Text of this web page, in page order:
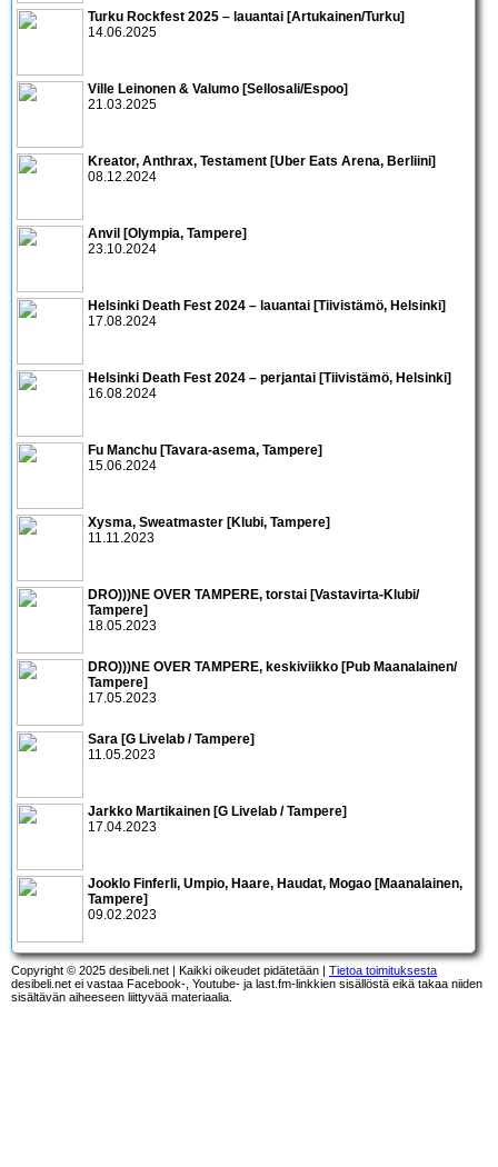
Turku Rockfest 2025 – lauantai [Artukainen/Turku]
14.06.2025
Ville Leinonen & Valumo [Sellosali/Espoo]
21.03.2025
Kreator, Anthrax, Testament [Uber Eats Arena, Berliini]
08.12.2024
Anvil [Olympia, Tampere]
23.10.2024
Helsinki Death Fest 2024 – lauantai [Tiivistämö, Helsinki]
17.08.2024
Helsinki Death Fest 2024 – perjantai [Tiivistämö, Helsinki]
16.08.2024
Fu Manchu [Tavara-asema, Tampere]
15.06.2024
Xysma, Sweatmaster [Klubi, Tampere]
11.11.2023
DRO)))NE OVER TAMPERE, torstai [Vastavirta-Klubi/
Tampere]
18.05.2023
DRO)))NE OVER TAMPERE, keskiviikko [Pub Maanalainen/
Tampere]
17.05.2023
Sara [G Livelab / Tampere]
11.05.2023
Jarkko Martikainen [G Livelab / Tampere]
17.04.2023
Jooklo Finferli, Umpio, Haare, Haudat, Mogao [Maanalainen,
Tampere]
09.02.2023
Copyright © 2025 desibeli.net | Kaikki oikeudet pidätetään | Tietoa toimituksesta
desibeli.net ei vastaa Facebook-, Youtube- ja last.fm-linkkien sisällöstä eikä takaa niiden
sisältävän aiheeseen liittyvää materiaalia.